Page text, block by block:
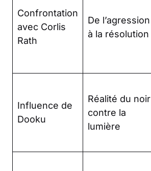
Confrontation
avec Corlis
Rath
De l’agression
à la résolution
Influence de
Dooku
Réalité du noir
contre la
lumière